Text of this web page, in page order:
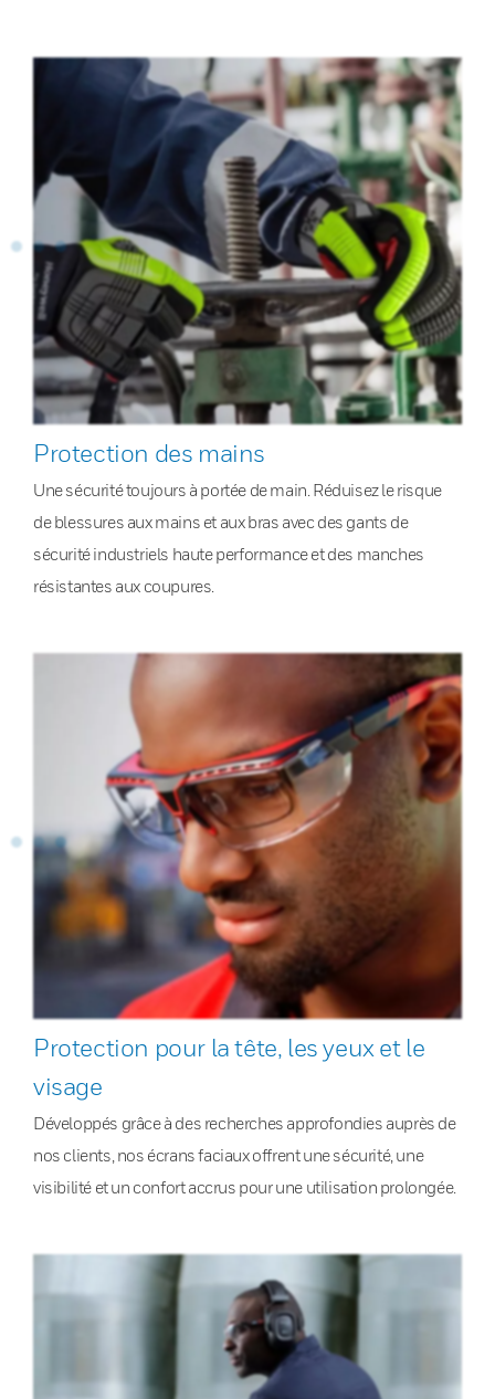
Protection des mains
Une sécurité toujours à portée de main. Réduisez le risque
de blessures aux mains et aux bras avec des gants de
sécurité industriels haute performance et des manches
résistantes aux coupures.
Protection pour la tête, les yeux et le
visage
Développés grâce à des recherches approfondies auprès de
nos clients, nos écrans faciaux offrent une sécurité, une
visibilité et un confort accrus pour une utilisation prolongée.